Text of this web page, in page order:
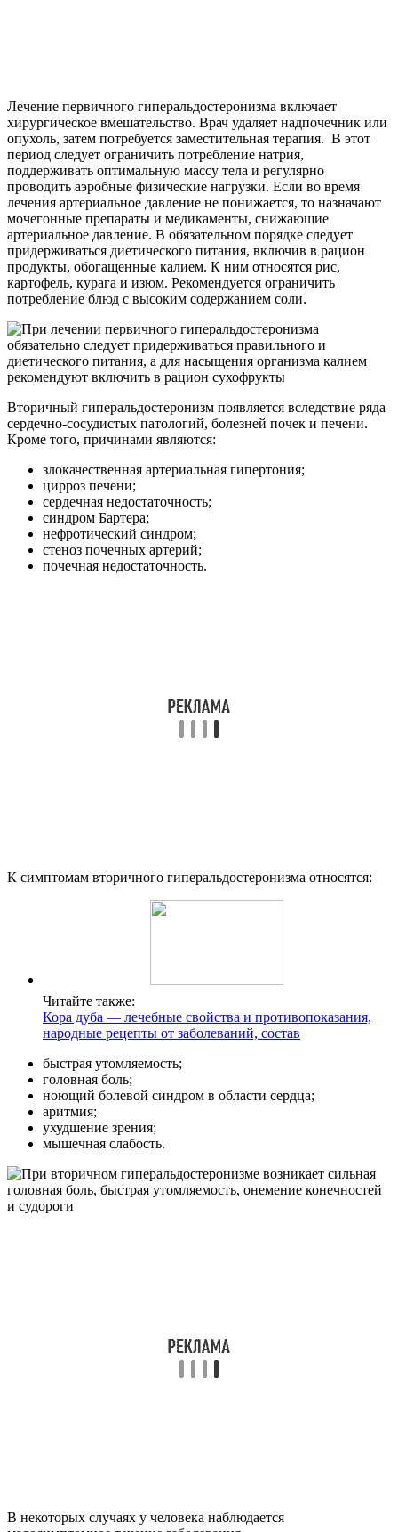
Лечение первичного гиперальдостеронизма включает
хирургическое вмешательство. Врач удаляет надпочечник или
опухоль, затем потребуется заместительная терапия. В этот
период следует ограничить потребление натрия,
поддерживать оптимальную массу тела и регулярно
проводить аэробные физические нагрузки. Если во время
лечения артериальное давление не понижается, то назначают
мочегонные препараты и медикаменты, снижающие
артериальное давление. В обязательном порядке следует
придерживаться диетического питания, включив в рацион
продукты, обогащенные калием. К ним относятся рис,
картофель, курага и изюм. Рекомендуется ограничить
потребление блюд с высоким содержанием соли.
Вторичный гиперальдостеронизм появляется вследствие ряда
сердечно-сосудистых патологий, болезней почек и печени.
Кроме того, причинами являются:
злокачественная артериальная гипертония;
цирроз печени;
сердечная недостаточность;
синдром Бартера;
нефротический синдром;
стеноз почечных артерий;
почечная недостаточность.
К симптомам вторичного гиперальдостеронизма относятся:
Читайте также:
Кора дуба — лечебные свойства и противопоказания,
народные рецепты от заболеваний, состав
быстрая утомляемость;
головная боль;
ноющий болевой синдром в области сердца;
аритмия;
ухудшение зрения;
мышечная слабость.
В некоторых случаях у человека наблюдается